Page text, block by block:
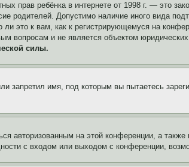
прав ребёнка в интернете от 1998 г. — это
родителей. Допустимо наличие иного вида
это к вам, как к регистрирующемуся на
вопросам и не является объектом
силы.
запретил имя, под которым вы пытаетесь
авторизованным на этой конференции, а
с входом или выходом с конференции,